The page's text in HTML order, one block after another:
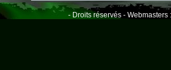
- Droits réservés - Webmasters